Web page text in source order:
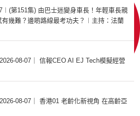
第151集) 由巴士迷變身車長！年輕車長親
幾難？邊啲路線最考功夫？︱主持：法蘭
08-07｜ 信報CEO AI EJ Tech模擬經營
08-07｜ 香港01 老齡化新視角 在高齡亞